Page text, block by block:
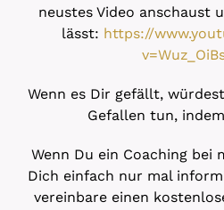
neustes Video anschaust
lässt: https://
Wenn es Dir gefällt,
Gefallen tun,
Wenn Du ein Coaching bei
Dich einfach nur mal
vereinbare einen